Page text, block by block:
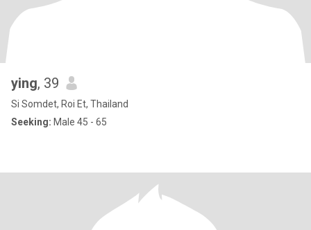
ying, 39
Si Somdet, Roi Et, Thailand
Seeking: Male 45 - 65